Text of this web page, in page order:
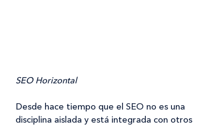
SEO Horizontal
Desde hace tiempo que el SEO no es una
disciplina aislada y está integrada con otros